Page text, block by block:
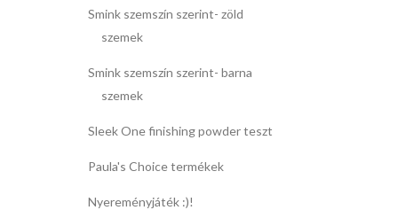
Smink szemszín szerint- zöld
szemek
Smink szemszín szerint- barna
szemek
Sleek One finishing powder teszt
Paula's Choice termékek
Nyereményjáték :)!